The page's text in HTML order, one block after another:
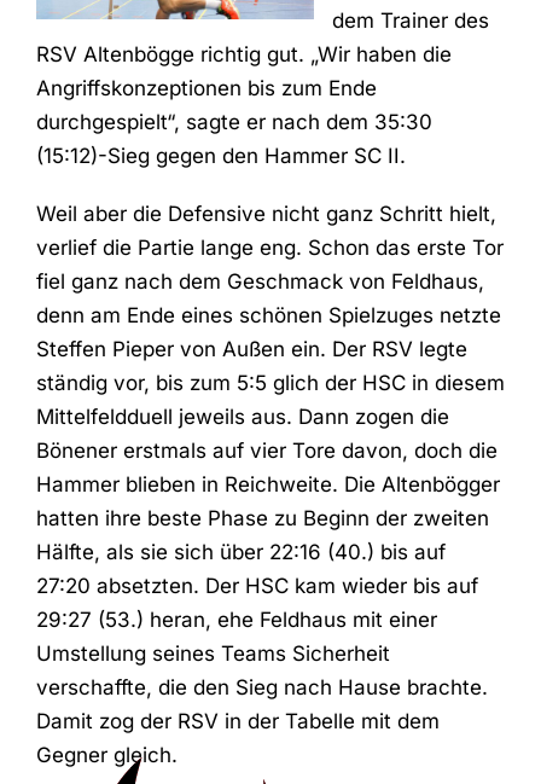
dem Trainer des
RSV Altenbögge richtig gut. „Wir haben die
Angriffskonzeptionen bis zum Ende
durchgespielt“, sagte er nach dem 35:30
(15:12)-Sieg gegen den Hammer SC II.
Weil aber die Defensive nicht ganz Schritt hielt,
verlief die Partie lange eng. Schon das erste Tor
fiel ganz nach dem Geschmack von Feldhaus,
denn am Ende eines schönen Spielzuges netzte
Steffen Pieper von Außen ein. Der RSV legte
ständig vor, bis zum 5:5 glich der HSC in diesem
Mittelfeldduell jeweils aus. Dann zogen die
Bönener erstmals auf vier Tore davon, doch die
Hammer blieben in Reichweite. Die Altenbögger
hatten ihre beste Phase zu Beginn der zweiten
Hälfte, als sie sich über 22:16 (40.) bis auf
27:20 absetzten. Der HSC kam wieder bis auf
29:27 (53.) heran, ehe Feldhaus mit einer
Umstellung seines Teams Sicherheit
verschaffte, die den Sieg nach Hause brachte.
Damit zog der RSV in der Tabelle mit dem
Gegner gleich.